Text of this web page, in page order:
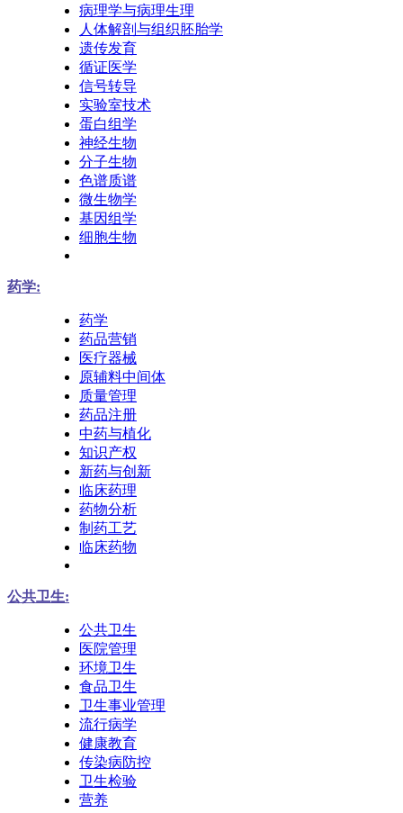
病理学与病理生理
人体解剖与组织胚胎学
遗传发育
循证医学
信号转导
实验室技术
蛋白组学
神经生物
分子生物
色谱质谱
微生物学
基因组学
细胞生物
药学:
药学
药品营销
医疗器械
原辅料中间体
质量管理
药品注册
中药与植化
知识产权
新药与创新
临床药理
药物分析
制药工艺
临床药物
公共卫生:
公共卫生
医院管理
环境卫生
食品卫生
卫生事业管理
流行病学
健康教育
传染病防控
卫生检验
营养